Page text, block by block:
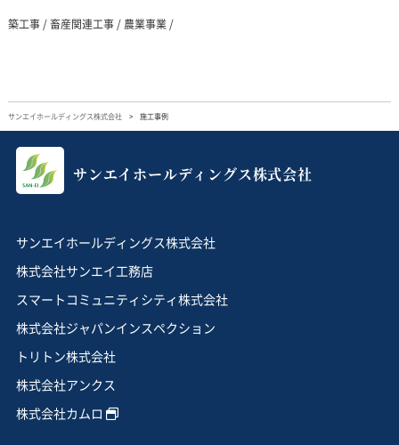
築工事/畜産関連工事/ 農業事業/
サンエイホールディングス株式会社 施工事例
サンエイホールディングス株式会社
サンエイホールディングス株式会社
株式会社サンエイ工務店
スマートコミュニティシティ株式会社
株式会社ジャパンインスペクション
トリトン株式会社
株式会社アンクス
株式会社カムロ